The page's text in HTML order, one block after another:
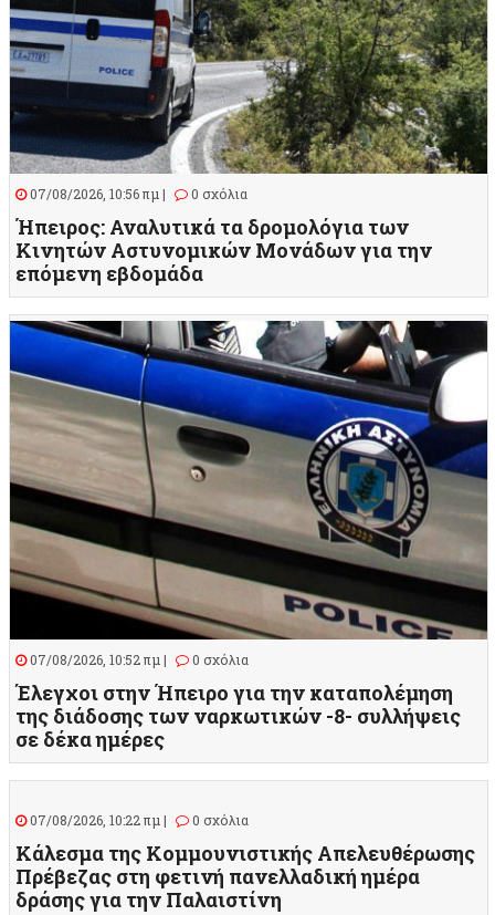
07/08/2026, 10:56 πμ | 0 σχόλια
Ήπειρος: Αναλυτικά τα δρομολόγια των
Κινητών Αστυνομικών Μονάδων για την
επόμενη εβδομάδα
07/08/2026, 10:52 πμ | 0 σχόλια
Έλεγχοι στην Ήπειρο για την καταπολέμηση
της διάδοσης των ναρκωτικών -8- συλλήψεις
σε δέκα ημέρες
07/08/2026, 10:22 πμ | 0 σχόλια
Κάλεσμα της Κομμουνιστικής Απελευθέρωσης
Πρέβεζας στη φετινή πανελλαδική ημέρα
δράσης για την Παλαιστίνη